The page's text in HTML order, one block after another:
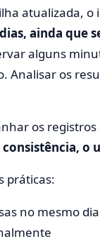
atualizada, o
ainda que
alguns
Analisar os
os
consistência, o
práticas:
no mesmo dia